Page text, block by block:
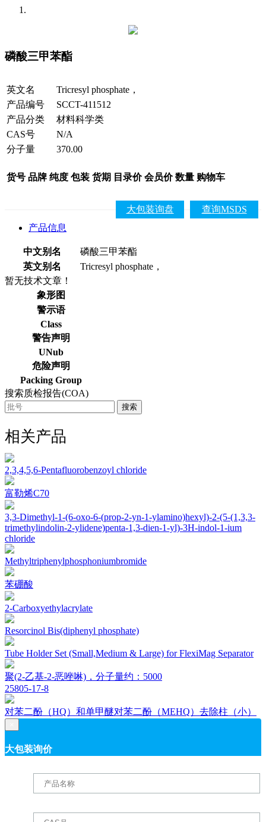
磷酸三甲苯酯
英文名
Tricresyl phosphate，
产品编号
SCCT-411512
产品分类
材料科学类
CAS号
N/A
分子量
370.00
货号 品牌 纯度 包装 货期 目录价 会员价 数量 购物车
查询MSDS
大包装询盘
产品信息
中文别名
磷酸三甲苯酯
英文别名
Tricresyl phosphate，
暂无技术文章！
象形图
警示语
Class
警告声明
UNub
危险声明
Packing Group
搜索质检报告(COA)
搜索
相关产品
2,3,4,5,6-Pentafluorobenzoyl chloride
富勒烯C70
3,3-Dimethyl-1-(6-oxo-6-(prop-2-yn-1-ylamino)hexyl)-2-(5-(1,3,3-
trimethylindolin-2-ylidene)penta-1,3-dien-1-yl)-3H-indol-1-ium
chloride
Methyltriphenylphosphoniumbromide
苯硼酸
2-Carboxyethylacrylate
Resorcinol Bis(diphenyl phosphate)
Tube Holder Set (Small,Medium & Large) for FlexiMag Separator
聚(2-乙基-2-恶唑啉)，分子量约：5000
25805-17-8
对苯二酚（HQ）和单甲醚对苯二酚（MEHQ）去除柱（小）
大包装询价